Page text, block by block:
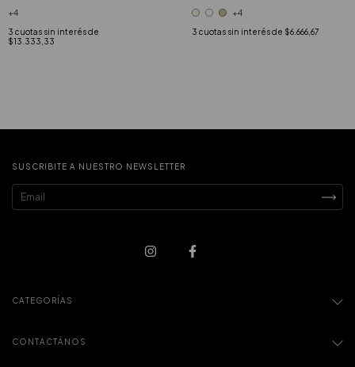
+4
3 cuotas sin interés de
$13.333,33
+4
3 cuotas sin interés de $6.666,67
SUSCRIBITE A NUESTRO NEWSLETTER
CATEGORÍAS
CONTACTÁNOS